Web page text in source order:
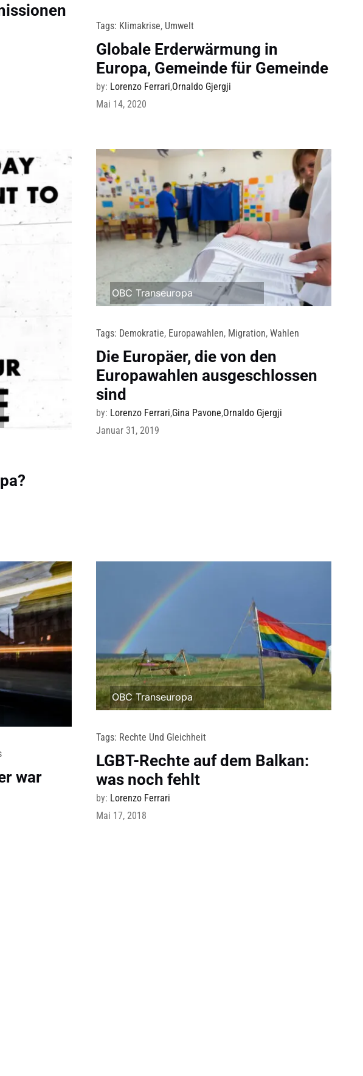
Tags: Klimakrise, Umwelt
Globale Erderwärmung in
Europa, Gemeinde für Gemeinde
by: Lorenzo Ferrari,Ornaldo Gjergji
Mai 14, 2020
OBC Transeuropa
Tags: Demokratie, Europawahlen, Migration,Wahlen
Die Europäer, die von den
Europawahlen ausgeschlossen
sind
by: Lorenzo Ferrari,Gina Pavone,Ornaldo Gjergji
Januar 31, 2019
war
OBC Transeuropa
Tags: Rechte Und Gleichheit
LGBT-Rechte auf dem Balkan:
was noch fehlt
by: Lorenzo Ferrari
Mai 17, 2018